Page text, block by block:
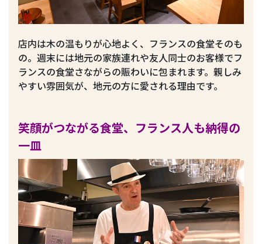
店内は木の温もりが心地よく、フランスの食堂そのも
の。週末には地元の家族連れや友人同士のお客様でフ
ランスの食堂さながらの賑わいに包まれます。親しみ
やすい雰囲気が、地元の方に愛される理由です。
笑顔がつながる食堂、フランス人も納得の
一皿